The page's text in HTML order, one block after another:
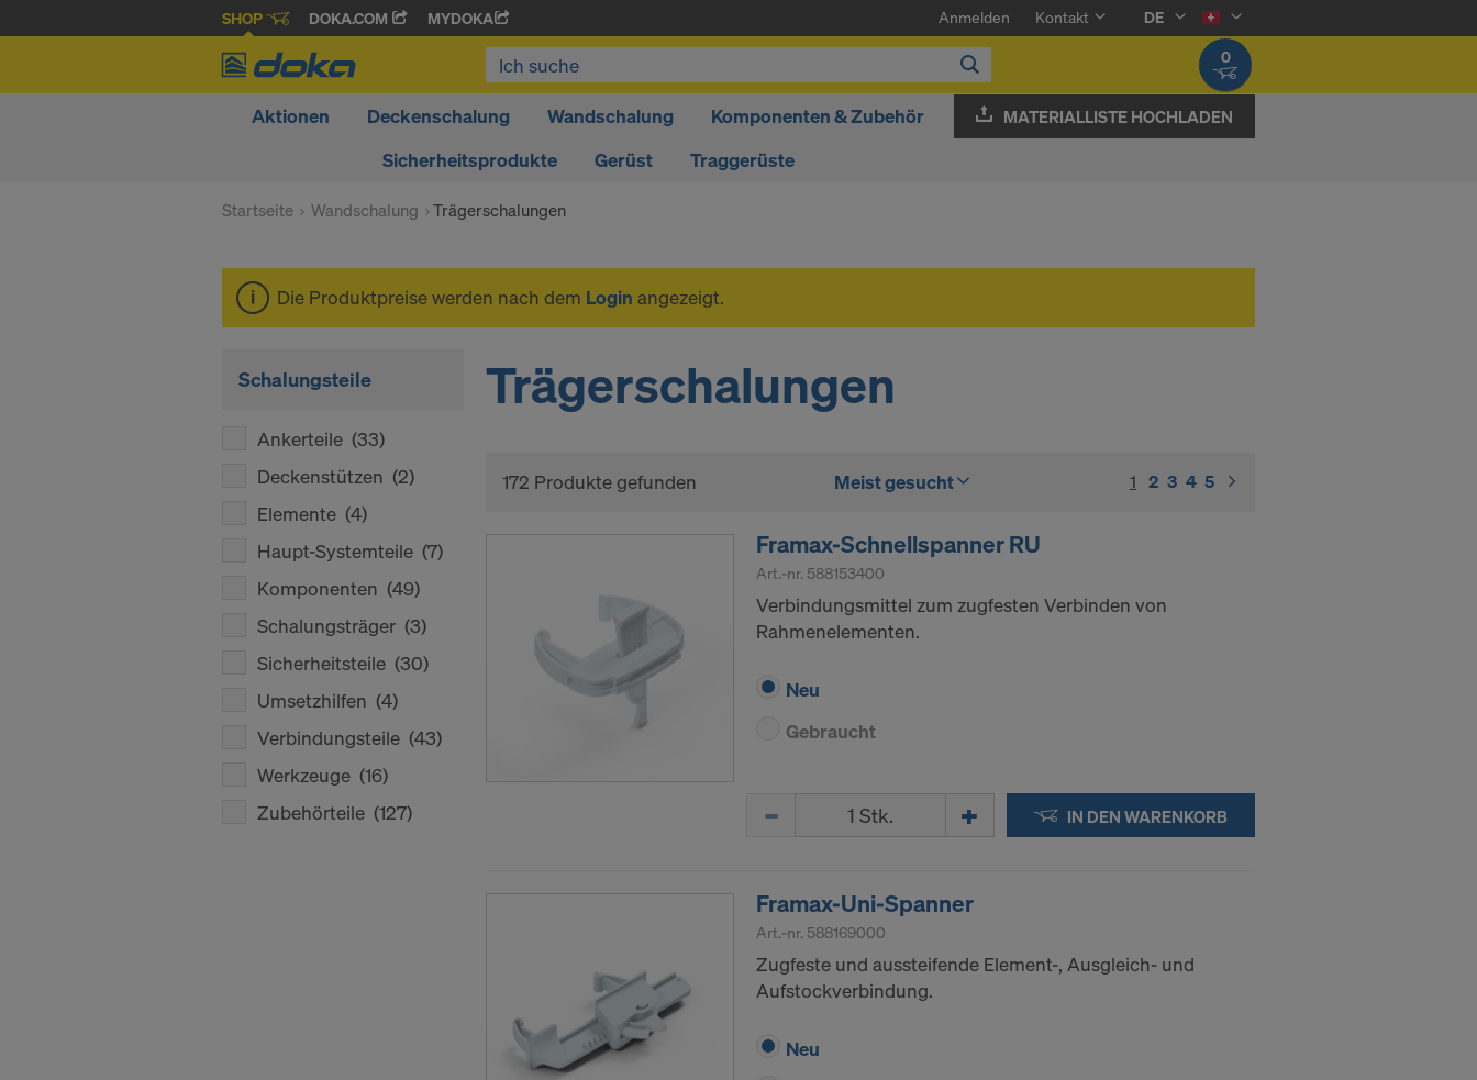
SHOP DOKA.COM MYDOKA Anmelden Kontakt
DE
0
Aktionen Deckenschalung Wandschalung
Komponenten & Zubehör
Sicherheitsprodukte
Gerüst Traggerüste
MATERIALLISTE HOCHLADEN
Startseite Wandschalung Trägerschalungen
Die Produktpreise werden nach dem Login angezeigt.
Schalungsteile
Ankerteile (33)
Deckenstützen (2)
Elemente (4)
Haupt-Systemteile (7)
Komponenten (49)
Schalungsträger (3)
Sicherheitsteile (30)
Umsetzhilfen (4)
Verbindungsteile (43)
Werkzeuge (16)
Zubehörteile (127)
Trägerschalungen
172 Produkte gefunden Meist gesucht 1 (current)
2 3 4 5
Framax-Schnellspanner RU
Art.-nr. 588153400
Verbindungsmittel zum zugfesten Verbinden von
Rahmenelementen.
Neu
Gebraucht
IN DEN WARENKORB
Framax-Uni-Spanner
Art.-nr. 588169000
Zugfeste und aussteifende Element-, Ausgleich- und
Aufstockverbindung.
Neu